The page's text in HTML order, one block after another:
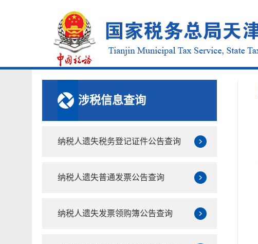
涉税信息查询
纳税人遗失税务登记证件公告查询
纳税人遗失普通发票公告查询
纳税人遗失发票领购簿公告查询